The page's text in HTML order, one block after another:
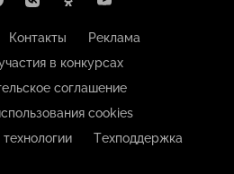
Контакты
Реклама
в конкурсах
соглашение
cookies
Техподдержка